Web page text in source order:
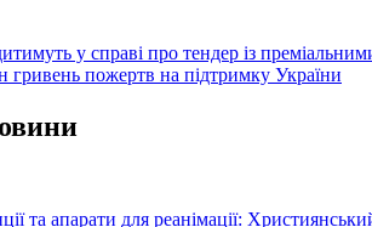
у справі про тендер із
гривень пожертв на підтримку України
та апарати для реанімації: